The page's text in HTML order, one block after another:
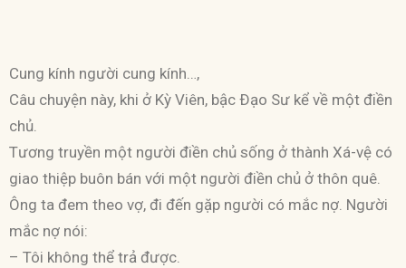
Cung kính người cung kính…,
Câu chuyện này, khi ở Kỳ Viên, bậc Ðạo Sư kể về một điền
chủ.
Tương truyền một người điền chủ sống ở thành Xá-vệ có
giao thiệp buôn bán với một người điền chủ ở thôn quê.
Ông ta đem theo vợ, đi đến gặp người có mắc nợ. Người
mắc nợ nói:
– Tôi không thể trả được.